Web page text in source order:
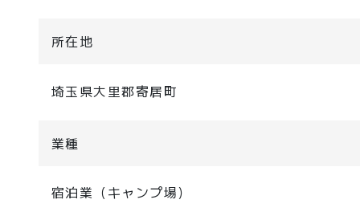
所在地
埼玉県大里郡寄居町
業種
宿泊業（キャンプ場）